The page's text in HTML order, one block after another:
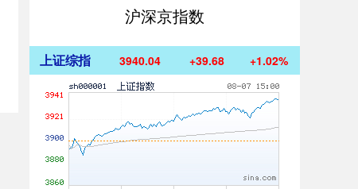
沪深京指数
上证综指 3940.04 +39.68 +1.02%